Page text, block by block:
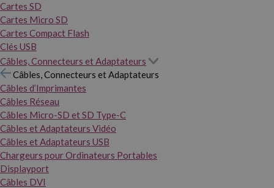
Cartes SD
Cartes Micro SD
Cartes Compact Flash
Clés USB
Câbles, Connecteurs et Adaptateurs
Câbles, Connecteurs et Adaptateurs
Câbles d’Imprimantes
Câbles Réseau
Câbles Micro-SD et SD Type-C
Câbles et Adaptateurs Vidéo
Câbles et Adaptateurs USB
Chargeurs pour Ordinateurs Portables
Displayport
Câbles DVI